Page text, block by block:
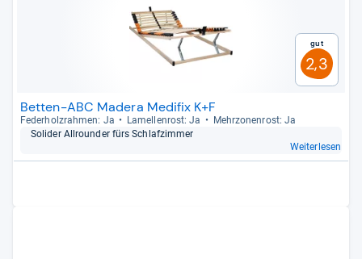
Gut
2,3
Betten-ABC Madera Medifix K+F
Feder­holz­rah­men: Ja Lamel­len­rost: Ja
Mehr­zo­nen­rost: Ja
Soli­der All­roun­der fürs Schlaf­zim­mer
Weiterlesen